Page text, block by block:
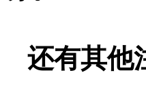
还有其他